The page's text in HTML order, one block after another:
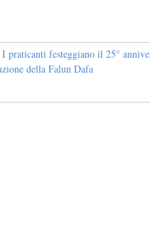
praticanti festeggiano il 25°
della Falun Dafa